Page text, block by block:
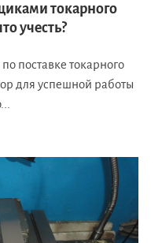
токарного
учесть?
поставке токарного
для успешной работы